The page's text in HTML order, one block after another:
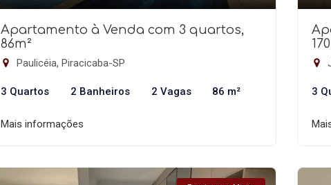
Apartamento à Venda com 3 quartos,
86m²
Paulicéia, Piracicaba-SP
3 Quartos 2 Banheiros 2 Vagas 86 m²
Mais informações
3